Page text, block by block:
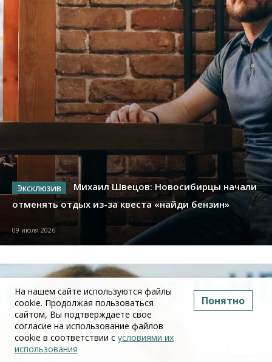
Михаил Швецов: Новосибирцы начали
отменять отдых из-за квеста «найди бензин»
09 июля 2026
На нашем сайте используются файлы
cookie. Продолжая пользоваться
сайтом, Вы подтверждаете свое
согласие на использование файлов
cookie в соответствии с условиями их
использования
Понятно